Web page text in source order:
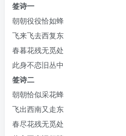
签诗一
朝朝役役恰如蜂
飞来飞去西复东
春暮花残无觅处
此身不恋旧丛中
签诗二
朝朝恰似采花蜂
飞出西南又走东
春尽花残无觅处